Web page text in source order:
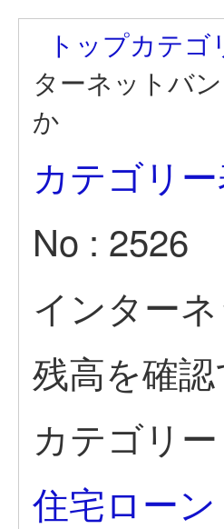
トップカテゴ
ターネットバ
か
カテゴリ
No : 2526
インター
残高を確
カテゴリー
住宅ローン